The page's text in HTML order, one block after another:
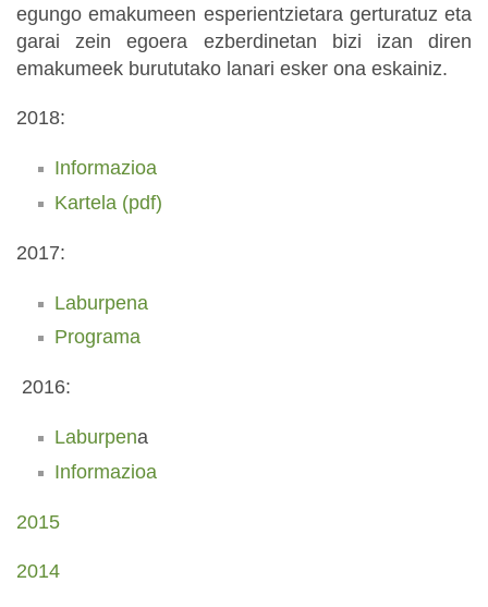
egungo emakumeen esperientzietara gerturatuz eta
garai zein egoera ezberdinetan bizi izan diren
emakumeek burututako lanari esker ona eskainiz.
2018:
Informazioa
Kartela (pdf)
2017:
Laburpena
Programa
2016:
Laburpena
Informazioa
2015
2014